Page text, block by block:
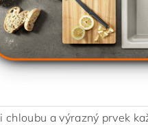
chloubu a výrazný prvek